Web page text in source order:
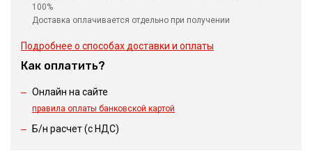
100%
Доставка оплачивается отдельно при получении
Подробнее о способах доставки и оплаты
Как оплатить?
Онлайн на сайте
правила оплаты банковской картой
Б/н расчет (c НДС)